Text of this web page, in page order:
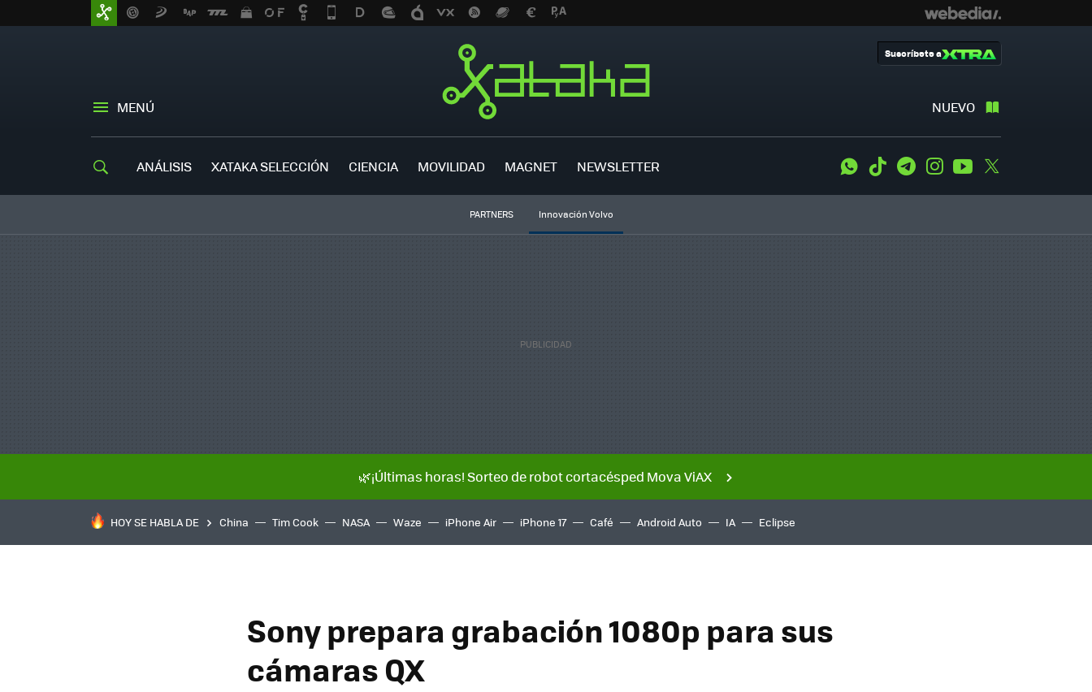
MENÚ NUEVO
Suscríbete a
ANÁLISIS XATAKA SELECCIÓN CIENCIA MOVILIDAD MAGNET NEWSLETTER WhatsApp
Tiktok TelegramInstagramYoutube
PARTNERS Innovación Volvo
🌿¡Últimas horas! Sorteo de robot cortacésped Mova ViAX
HOY SE HABLA DE China Tim Cook NASA Waze iPhone Air iPhone 17 Café Android Auto IA Eclipse
Sony prepara grabación 1080p para sus
cámaras QX